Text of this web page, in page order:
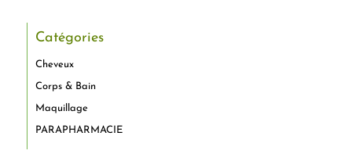
Catégories
Cheveux
Corps & Bain
Maquillage
PARAPHARMACIE